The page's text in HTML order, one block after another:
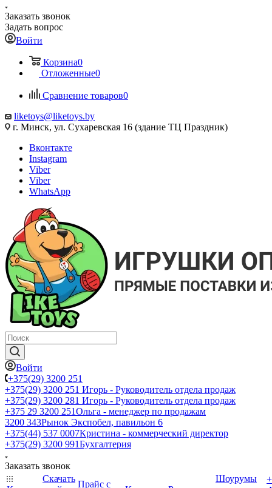
Заказать звонок
Задать вопрос
Войти
Корзина0
Отложенные0
Сравнение товаров0
liketoys@liketoys.by
г. Минск, ул. Сухаревская 16 (здание ТЦ Праздник)
Вконтакте
Instagram
Viber
Viber
WhatsApp
Войти
+375(29) 3200 251
+375(29) 3200 251 Игорь - Руководитель отдела продаж
+375(29) 3200 281 Игорь - Руководитель отдела продаж
+З75 29 3200 251Ольга - менеджер по продажам
3200 343Рынок Экспобел, павильон 6
+375(44) 537 0007Кристина - коммерческий директор
+375(29) 3200 991Бухгалтерия
Заказать звонок
Скачать
Прайс с
Шоурумы
+